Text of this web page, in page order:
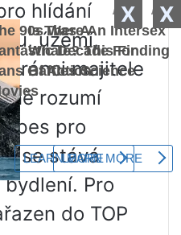
X
X
hlídání
území,
majitele
rozumí
pes pro
se stává
Pro
do TOP